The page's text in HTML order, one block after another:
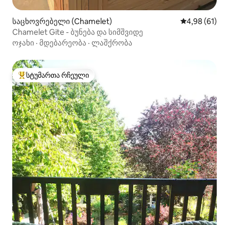
საცხოვრებელი (Chamelet) საშუალო
4,98 (61)
Chamelet Gite - ბუნება და სიმშვიდე
ოჯახი · მდებარეობა · ლაშქრობა
სტუმართა რჩეული მოწინავე ვარიანტი
სტუმართა რჩეული